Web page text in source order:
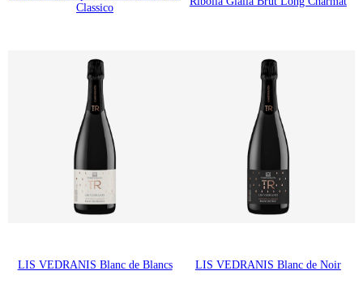
Classico
LIS VEDRANIS Blanc de Blancs LIS VEDRANIS Blanc de Noir